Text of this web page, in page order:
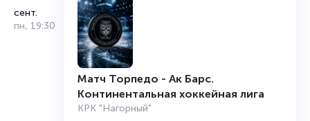
читайте в разделах:
Продать билет
Организаторам
комик
сент.
пн, 19:30
Матч Торпедо - Ак Барс.
Континентальная хоккейная лига
КРК "Нагорный"